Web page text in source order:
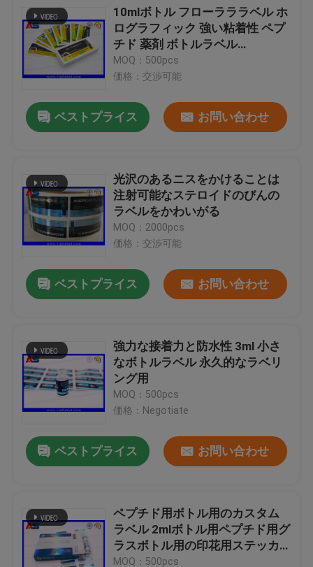
プロダクト
私達について
10mlボトル フローラララベル ホ
ログラフィック 強い粘着性 ペプ
チド 薬剤 ボトルラベル
25x60mm
MOQ：500pcs
価格：交渉可能
ベストプライス お問い合わせ
光沢のあるニスをかけることは
注射可能なステロイドのびんの
ラベルをかわいがる
MOQ：2000pcs
価格：交渉可能
ベストプライス お問い合わせ
強力な接着力と防水性 3ml 小さ
なボトルラベル 永久的なラベリ
ング用
MOQ：500pcs
価格：Negotiate
ベストプライス お問い合わせ
ペプチド用ボトル用のカスタム
ラベル 2mlボトル用ペプチド用グ
ラスボトル用の印花用ステッカ
ー
MOQ：500pcs